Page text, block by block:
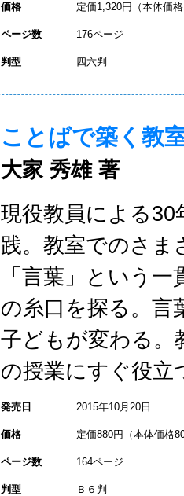
価格 定価1,320円（本体価
ページ数 176ページ
判型 四六判
ことばで築く教
大家 秀雄 著
現役教員による
践。教室でのさま
「言葉」という
の糸口を探る。言
子どもが変わる。
の授業にすぐ役立
発売日 2015年10月20日
価格 定価880円（本体価格
ページ数 164ページ
判型 Ｂ６判